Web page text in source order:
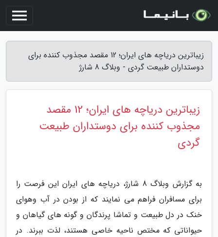
زیباترین دریاچه های ایران؛ 12 مقصد مجذوب کننده برای
دوستداران طبیعت گردی - وبلاگ 8 شارژ
زیباترین دریاچه های ایران؛ 12 مقصد
مجذوب کننده برای دوستداران طبیعت
گردی
به گزارش وبلاگ 8 شارژ، دریاچه های ایران این فرصت را
برای مسافران فراهم می نمایند که از بودن در آب وهوای
خنک در دل طبیعت و تماشا پرندگان و گونه های گیاهان و
حیواناتی که مختص ناحیه خاصی هستند، لذت ببرند. در